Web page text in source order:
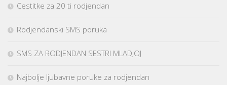
Cestitke za 20 ti rodjendan
Rodjendanski SMS poruka
SMS ZA RODJENDAN SESTRI MLADJOJ
Najbolje ljubavne poruke za rodjendan